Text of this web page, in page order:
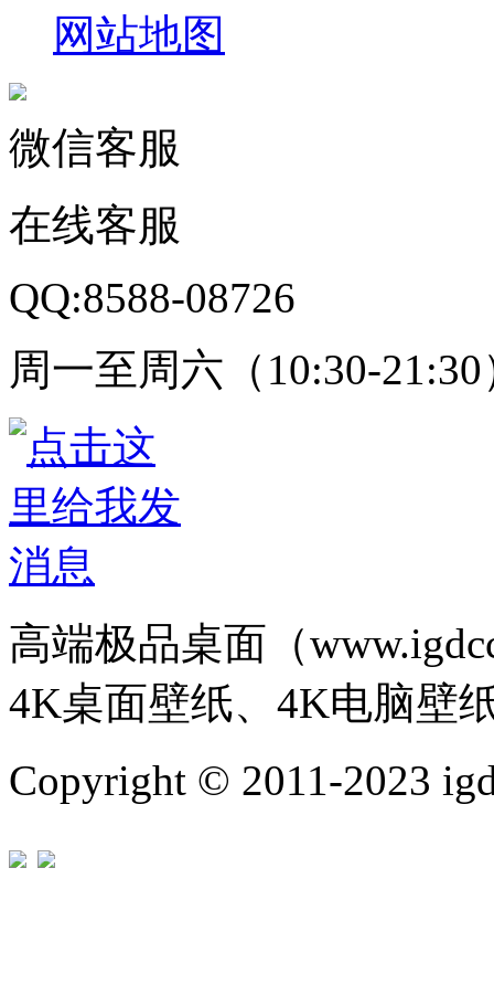
网站地图
微信客服
在线客服
QQ:8588-08726
周一至周六（10:30-21:30
高端极品桌面（
4K桌面壁纸、4K电脑壁
Copyright © 2011-2023